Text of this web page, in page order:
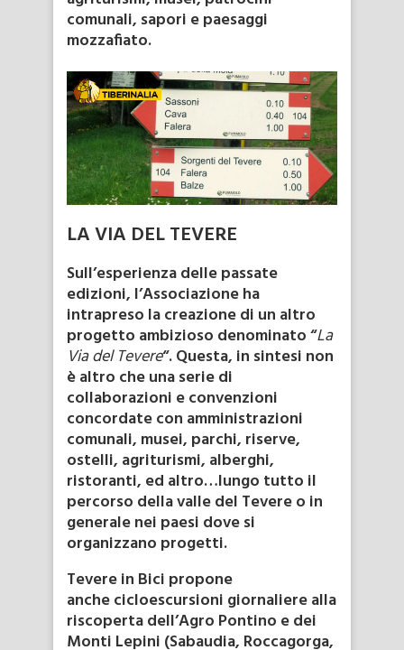
comunali, sapori e paesaggi
mozzafiato.
LA VIA DEL TEVERE
Sull’esperienza delle passate
edizioni, l’Associazione ha
intrapreso la creazione di un altro
progetto ambizioso denominato “La
Via del Tevere“. Questa, in sintesi non
è altro che una serie di
collaborazioni e convenzioni
concordate con amministrazioni
comunali, musei, parchi, riserve,
ostelli, agriturismi, alberghi,
ristoranti, ed altro…lungo tutto il
percorso della valle del Tevere o in
generale nei paesi dove si
organizzano progetti.
Tevere in Bici propone
anche cicloescursioni giornaliere alla
riscoperta dell’Agro Pontino e dei
Monti Lepini (Sabaudia, Roccagorga,